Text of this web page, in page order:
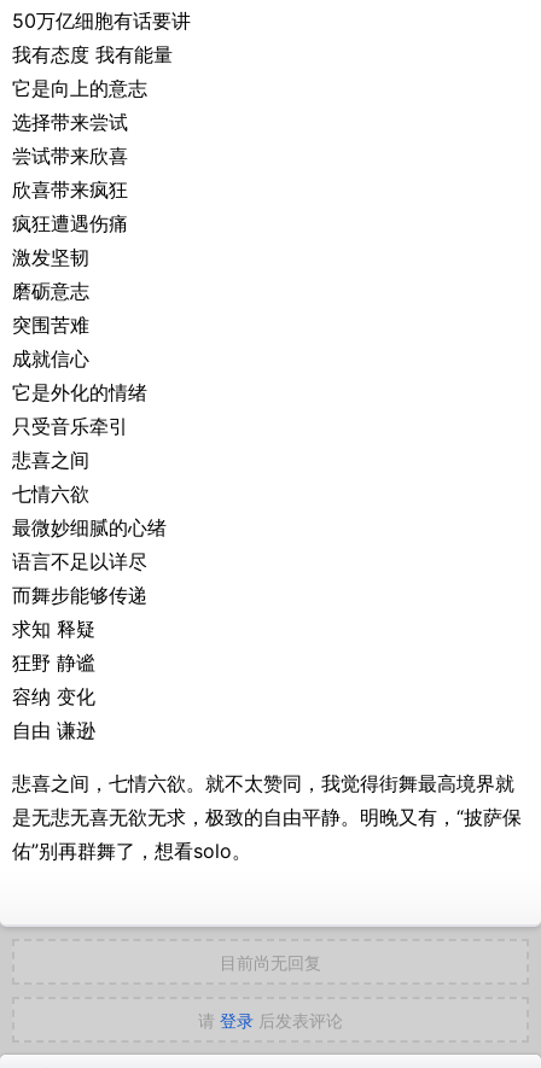
50万亿细胞有话要讲
我有态度 我有能量
它是向上的意志
选择带来尝试
尝试带来欣喜
欣喜带来疯狂
疯狂遭遇伤痛
激发坚韧
磨砺意志
突围苦难
成就信心
它是外化的情绪
只受音乐牵引
悲喜之间
七情六欲
最微妙细腻的心绪
语言不足以详尽
而舞步能够传递
求知 释疑
狂野 静谧
容纳 变化
自由 谦逊
悲喜之间，七情六欲。就不太赞同，我觉得街舞最高境界就
是无悲无喜无欲无求，极致的自由平静。明晚又有，“披萨保
佑”别再群舞了，想看solo。
目前尚无回复
请 登录 后发表评论